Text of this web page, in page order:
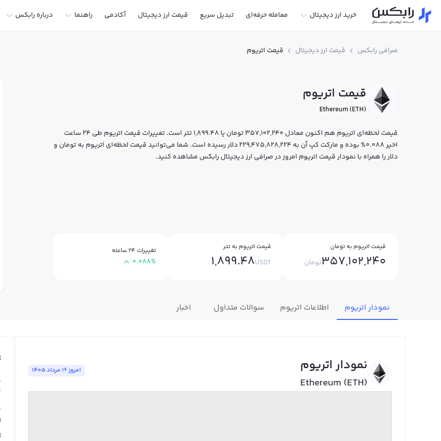
خرید ارز دیجیتال معامله حرفه‌ای تبدیل سریع قیمت ارز دیجیتال آکادمی راهنما درباره رابکس
صرافی رابکس قیمت ارز دیجیتال قیمت اتریوم
قیمت اتریوم
Ethereum (ETH)
قیمت لحظه‌ای اتریوم هم اکنون معادل 357,102,240 تومان یا 1,899.48 تتر است. تغییرات قیمت اتریوم طی 24 ساعت
اخیر 0.088% بوده و مارکت کپ آن به 229,475,828,224 دلار رسیده است. شما می‌توانید قیمت لحظه‌ای اتریوم به تومان و
دلار را همراه با نمودار قیمت اتریوم امروز در صرافی ارز دیجیتال رابکس مشاهده کنید.
قیمت اتریوم به تومان
357,102,240تومان
قیمت اتریوم به تتر
1,899.48USDT
تغییرات ۲۴ ساعته
0.088%
نمودار اتریوم اطلاعات اتریوم سوالات متداول اخبار
نمودار اتریوم
Ethereum (ETH)
امروز ١٦ مرداد ١٤٠٥